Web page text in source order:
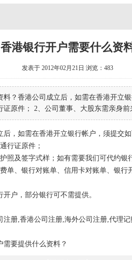
香港银行开户需要什么资
发表于 2012年02月21日 浏览： 483
？香港公司成立后，如需在香港开立
原件； 2、公司董事、大股东需亲身
，如需在香港开立银行帐户，须提交如
行证原件；
照及签字式样；如有需要我们可代约
单、银行对账单、信用卡对账单、银行
户，部分银行可不需提供。
册,香港公司注册,海外公司注册,代理
要提供什么资料？